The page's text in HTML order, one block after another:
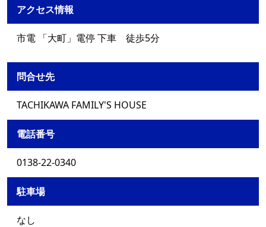
アクセス情報
市電 「大町」電停 下車 徒歩5分
問合せ先
TACHIKAWA FAMILY'S HOUSE
電話番号
0138-22-0340
駐車場
なし